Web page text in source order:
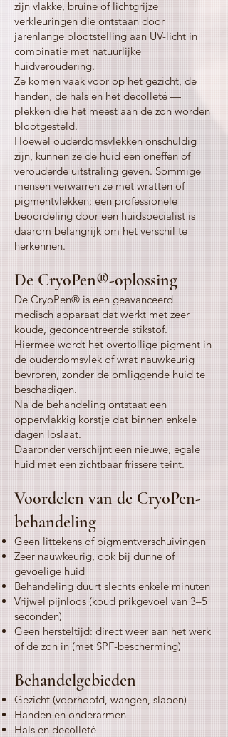
zijn vlakke, bruine of lichtgrijze
verkleuringen die ontstaan door
jarenlange blootstelling aan UV-licht in
combinatie met natuurlijke
huidveroudering.
Ze komen vaak voor op het gezicht, de
handen, de hals en het decolleté —
plekken die het meest aan de zon worden
blootgesteld.
Hoewel ouderdomsvlekken onschuldig
zijn, kunnen ze de huid een oneffen of
verouderde uitstraling geven. Sommige
mensen verwarren ze met wratten of
pigmentvlekken; een professionele
beoordeling door een huidspecialist is
daarom belangrijk om het verschil te
herkennen.
De CryoPen®-oplossing
De CryoPen® is een geavanceerd
medisch apparaat dat werkt met zeer
koude, geconcentreerde stikstof.
Hiermee wordt het overtollige pigment in
de ouderdomsvlek of wrat nauwkeurig
bevroren, zonder de omliggende huid te
beschadigen.
Na de behandeling ontstaat een
oppervlakkig korstje dat binnen enkele
dagen loslaat.
Daaronder verschijnt een nieuwe, egale
huid met een zichtbaar frissere teint.
Voordelen van de CryoPen-
behandeling
Geen littekens of pigmentverschuivingen
Zeer nauwkeurig, ook bij dunne of
gevoelige huid
Behandeling duurt slechts enkele minuten
Vrijwel pijnloos (koud prikgevoel van 3–5
seconden)
Geen hersteltijd: direct weer aan het werk
of de zon in (met SPF-bescherming)
Behandelgebieden
Gezicht (voorhoofd, wangen, slapen)
Handen en onderarmen
Hals en decolleté